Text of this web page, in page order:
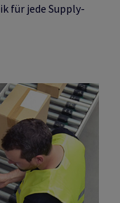
für jede Supply-